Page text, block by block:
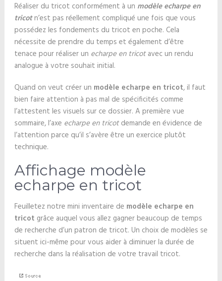
Réaliser du tricot conformément à un modèle echarpe en
tricotn’est pas réellement compliqué une fois que vous
possédez les fondements du tricot en poche. Cela
nécessite de prendre du temps et également d’être
tenace pour réaliser un echarpe en tricotavec un rendu
analogue à votre souhait initial.
Quand on veut créer un modèle echarpe en tricot, il faut
bien faire attention à pas mal de spécificités comme
l’attestent les visuels sur ce dossier. A première vue
sommaire, l’axe echarpe en tricotdemande en évidence de
l’attention parce qu’il s’avère être un exercice plutôt
technique.
Affichage modèle
echarpe en tricot
Feuilletez notre mini inventaire de modèle echarpe en
tricot grâce auquel vous allez gagner beaucoup de temps
de recherche d’un patron de tricot. Un choix de modèles se
situent ici-même pour vous aider à diminuer la durée de
recherche dans la réalisation de votre travail tricot.